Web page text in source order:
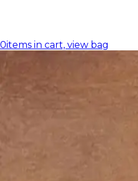
0items in cart, view bag